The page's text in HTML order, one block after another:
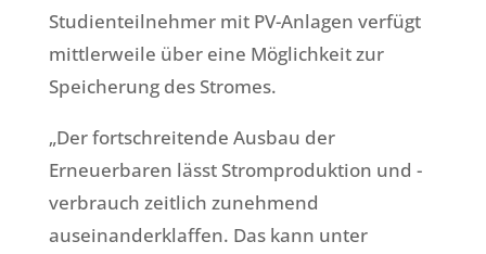
Studienteilnehmer mit PV-Anlagen verfügt
mittlerweile über eine Möglichkeit zur
Speicherung des Stromes.
„Der fortschreitende Ausbau der
Erneuerbaren lässt Stromproduktion und -
verbrauch zeitlich zunehmend
auseinanderklaffen. Das kann unter